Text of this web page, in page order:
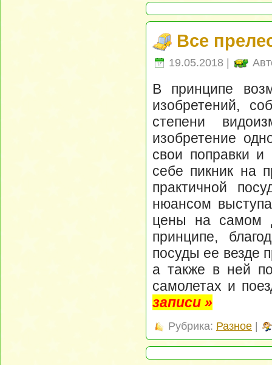
Все
19.05.2018 |
В принципе
изобретений,
степени
изобретение
свои поправки
себе пикник на
практичной
нюансом
цены на самом
принципе,
посуды ее везде
а также в ней
самолетах и
записи »
Рубрика: Разное